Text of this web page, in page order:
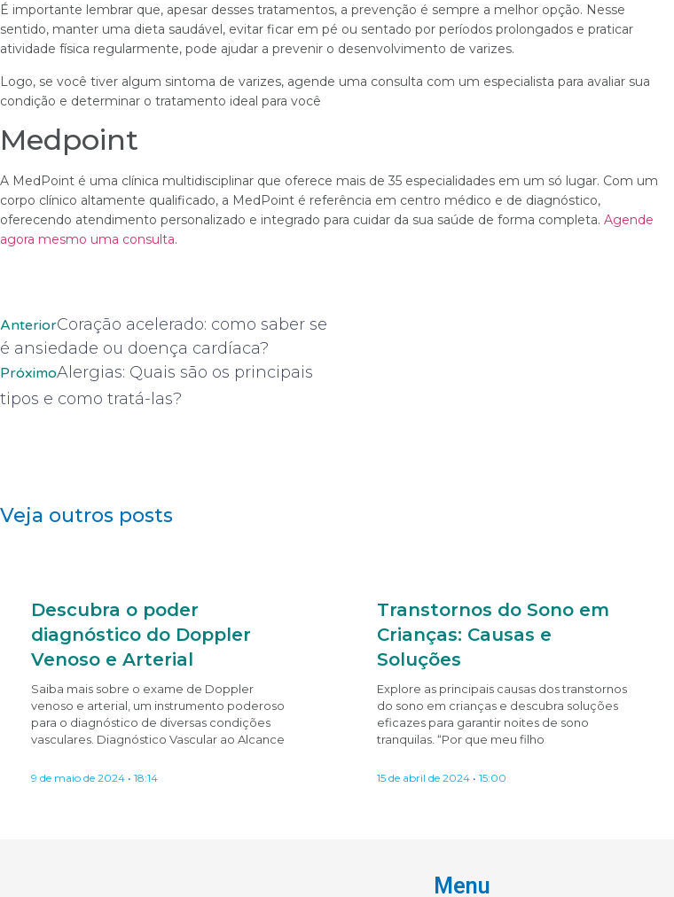
É importante lembrar que, apesar desses tratamentos, a prevenção é sempre a melhor opção. Nesse
sentido, manter uma dieta saudável, evitar ficar em pé ou sentado por períodos prolongados e praticar
atividade física regularmente, pode ajudar a prevenir o desenvolvimento de varizes.
Logo, se você tiver algum sintoma de varizes, agende uma consulta com um especialista para avaliar sua
condição e determinar o tratamento ideal para você
Medpoint
A MedPoint é uma clínica multidisciplinar que oferece mais de 35 especialidades em um só lugar. Com um
corpo clínico altamente qualificado, a MedPoint é referência em centro médico e de diagnóstico,
oferecendo atendimento personalizado e integrado para cuidar da sua saúde de forma completa. Agende
agora mesmo uma consulta.
AnteriorCoração acelerado: como saber se
é ansiedade ou doença cardíaca?
PróximoAlergias: Quais são os principais
tipos e como tratá-las?
Veja outros posts
Descubra o poder
diagnóstico do Doppler
Venoso e Arterial
Saiba mais sobre o exame de Doppler
venoso e arterial, um instrumento poderoso
para o diagnóstico de diversas condições
vasculares. Diagnóstico Vascular ao Alcance
9 de maio de 2024 18:14
Transtornos do Sono em
Crianças: Causas e
Soluções
Explore as principais causas dos transtornos
do sono em crianças e descubra soluções
eficazes para garantir noites de sono
tranquilas. “Por que meu filho
15 de abril de 2024 15:00
Menu